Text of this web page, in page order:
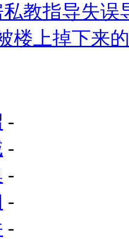
教指导失
楼上掉下来
-
-
-
-
-